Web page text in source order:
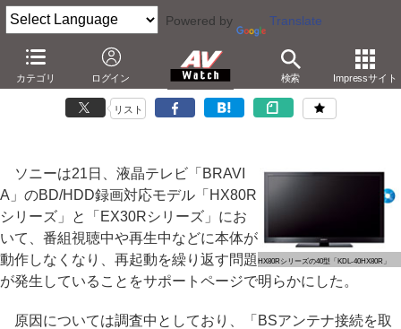
Powered by Translate
カテゴリ ログイン 検索 Impressサイト
ソニー、BD/HDD搭載「BRAVIA」が動作しなくなる問題
－HX80R/EX30Rシリーズ。リセット操作で回避も
リスト
HX80Rシリーズの40型「KDL-40HX80R」
ソニーは21日、液晶テレビ「BRAVI
A」のBD/HDD録画対応モデル「HX80R
シリーズ」と「EX30Rシリーズ」にお
いて、番組視聴中や再生中などに本体が
動作しなくなり、再起動を繰り返す問題
が発生していることをサポートページで明らかにした。
原因については調査中としており、「BSアンテナ接続を取